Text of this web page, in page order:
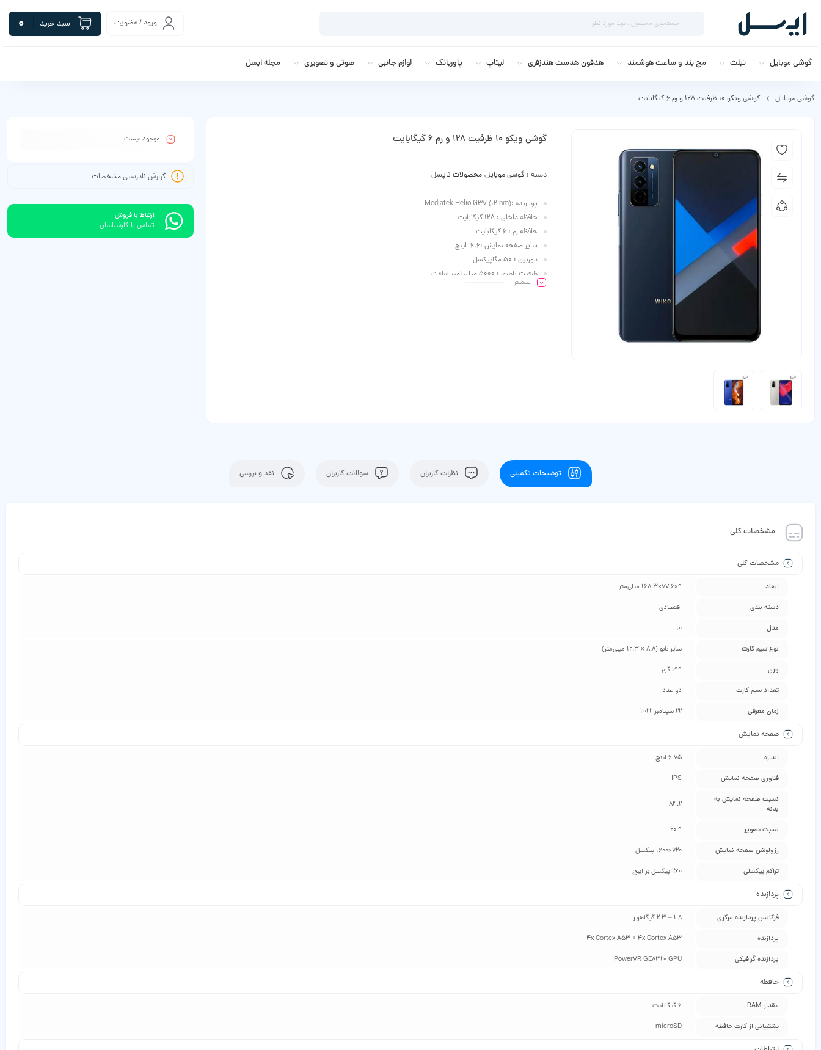
ورود / عضویت سبد خرید 0
گوشی موبایل تبلت مچ بند و ساعت هوشمند هدفون هدست هندزفری لپتاپ پاوربانک لوازم جانبی صوتی و تصویری مجله ایسل
گوشی موبایل گوشی ویکو 10 ظرفیت 128 و رم 6 گیگابایت
گوشی ویکو 10 ظرفیت 128 و رم 6 گیگابایت
دسته : گوشی موبایل,محصولات تاپسل
پردازنده :Mediatek Helio G۳۷ (۱۲ nm)
حافظه داخلی : 128 گیگابایت
حافظه رم : 6 گیگابایت
سایز صفحه نمایش :6.6 اینچ
دوربین : 50 مگاپیکسل
ظرفیت باطری : 5000 میلی آمپر ساعت
بیشـتر
موجود نیست
گزارش نادرستی مشخصات
ارتباط با فروش
تماس با کارشناسان
توضیحات تکمیلی نظرات کاربران سوالات کاربران نقد و بررسی
مشخصات کلی
مشخصات کلی
ابعاد 9×77.6×168.3 میلی‌متر
دسته ‌بندی اقتصادی
مدل 10
نوع سیم کارت سایز نانو (8.8 × 12.3 میلی‌متر)
وزن 199 گرم
تعداد سیم کارت دو عدد
زمان معرفی 22 سپتامبر 2022
صفحه نمایش
اندازه 6.75 اینچ
فناوری صفحه‌ نمایش IPS
نسبت صفحه‌ نمایش به
بدنه
84.2
نسبت تصویر 20:9
رزولوشن صفحه نمایش 720×1600 پیکسل
تراکم پیکسلی 260 پیکسل بر اینچ
پردازنده
فرکانس پردازنده‌ مرکزی 1.8 – 2.3 گیگاهرتز
پردازنده 4x Cortex-A53 + 4x Cortex-A53
پردازنده‌ گرافیکی PowerVR GE8320 GPU
حافظه
مقدار RAM 6 گیگابایت
پشتیبانی از کارت حافظه microSD